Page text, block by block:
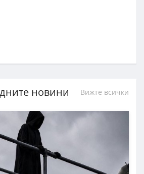
новини Вижте всички